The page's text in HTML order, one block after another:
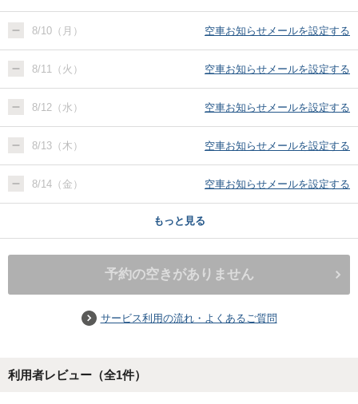
8/10（月） 空車お知らせメールを設定する
8/11（火） 空車お知らせメールを設定する
8/12（水） 空車お知らせメールを設定する
8/13（木） 空車お知らせメールを設定する
8/14（金） 空車お知らせメールを設定する
もっと見る
予約の空きがありません
サービス利用の流れ・よくあるご質問
利用者レビュー（全1件）